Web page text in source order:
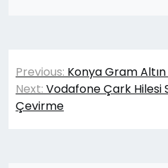
Yazı
gezinmesi
Previous: Konya Gram Altın
Next: Vodafone Çark Hilesi
Çevirme